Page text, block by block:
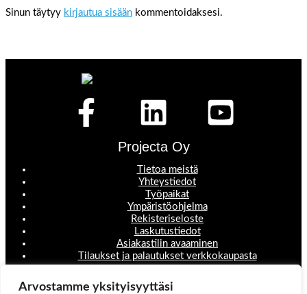
Arvostamme yksityisyyttäsi
Sinun täytyy kirjautua sisään kommentoidaksesi.
Projecta Oy
Tietoa meistä
Yhteystiedot
Työpaikat
Ympäristöohjelma
Rekisteriseloste
Laskutustiedot
Asiakastilin avaaminen
Tilaukset ja palautukset verkkokaupasta
Valikko